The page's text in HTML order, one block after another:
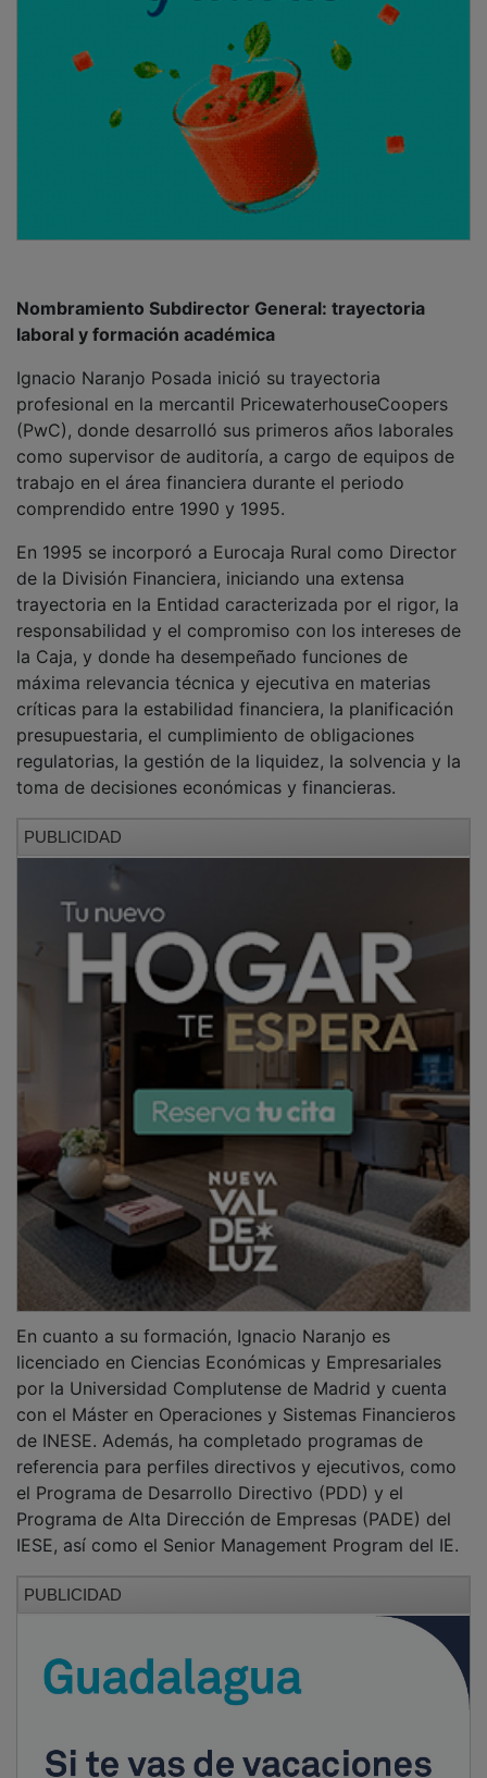
laboral y formación académica
profesional en la mercantil PricewaterhouseCoopers
(PwC), donde desarrolló sus primeros años laborales
como supervisor de auditoría, a cargo de equipos de
trabajo en el área financiera durante el periodo
comprendido entre 1990 y 1995.
de la División Financiera, iniciando una extensa
trayectoria en la Entidad caracterizada por el rigor, la
responsabilidad y el compromiso con los intereses de
la Caja, y donde ha desempeñado funciones de
máxima relevancia técnica y ejecutiva en materias
críticas para la estabilidad financiera, la planificación
presupuestaria, el cumplimiento de obligaciones
regulatorias, la gestión de la liquidez, la solvencia y la
toma de decisiones económicas y financieras.
En cuanto a su formación, Ignacio Naranjo es
licenciado en Ciencias Económicas y Empresariales
por la Universidad Complutense de Madrid y cuenta
con el Máster en Operaciones y Sistemas Financieros
de INESE. Además, ha completado programas de
referencia para perfiles directivos y ejecutivos, como
el Programa de Desarrollo Directivo (PDD) y el
Programa de Alta Dirección de Empresas (PADE) del
IESE, así como el Senior Management Program del IE.
PUBLICIDAD
En su nueva responsabilidad, asumirá funciones de
directivas de la Entidad, apoyando a la Dirección
General en el seguimiento de los proyectos
y la adecuada ejecución de las líneas de actuación